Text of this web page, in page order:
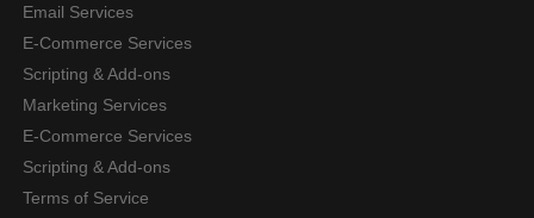
Email Services
E-Commerce Services
Scripting & Add-ons
Marketing Services
E-Commerce Services
Scripting & Add-ons
Terms of Service